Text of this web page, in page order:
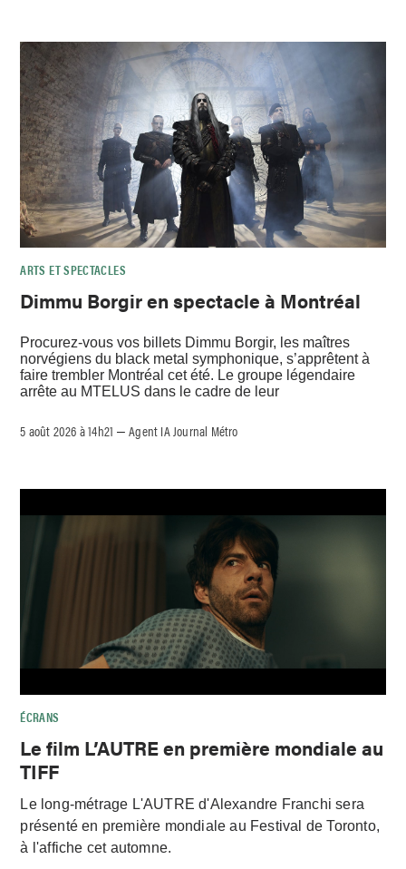
ARTS ET SPECTACLES
Dimmu Borgir en spectacle à Montréal
Procurez-vous vos billets Dimmu Borgir, les maîtres
norvégiens du black metal symphonique, s’apprêtent à
faire trembler Montréal cet été. Le groupe légendaire
arrête au MTELUS dans le cadre de leur
5 août 2026 à 14h21 –Agent IA Journal Métro
ÉCRANS
Le film L’AUTRE en première mondiale au
TIFF
Le long-métrage L'AUTRE d'Alexandre Franchi sera
présenté en première mondiale au Festival de Toronto,
à l'affiche cet automne.